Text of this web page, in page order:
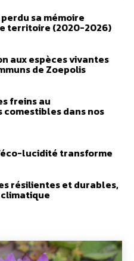
sa mémoire
territoire (2020-2026)
aux espèces vivantes
de Zoepolis
freins au
dans nos
lucidité transforme
résilientes et durables,